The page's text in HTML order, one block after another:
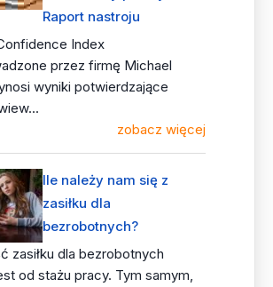
Raport nastroju
Index
przez firmę Michael
wyniki potwierdzające
zobacz więcej
Ile należy nam się z
zasiłku dla
bezrobotnych?
zasiłku dla bezrobotnych
od stażu pracy. Tym samym,